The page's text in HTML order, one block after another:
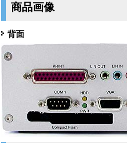
商品画像
背面